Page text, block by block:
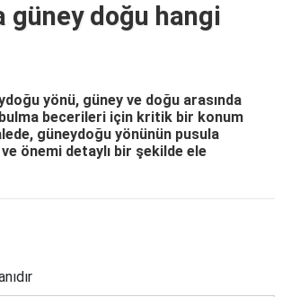
güney doğu hangi
yönü, güney ve doğu arasında
becerileri için kritik bir konum
güneydoğu yönünün pusula
önemi detaylı bir şekilde ele